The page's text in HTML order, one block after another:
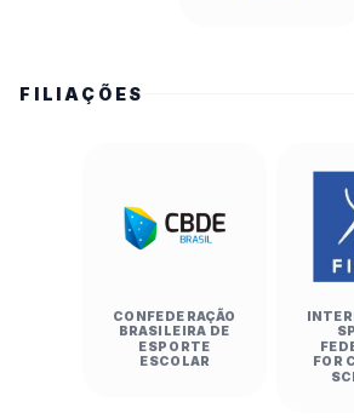
FILIAÇÕES
CONFEDERAÇÃO
BRASILEIRA DE
ESPORTE
ESCOLAR
FOR